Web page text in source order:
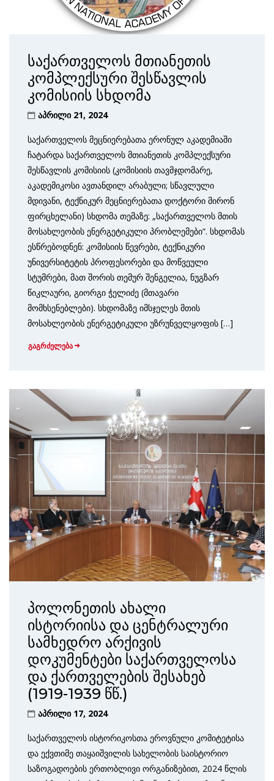
საქართველოს მთიანეთის
კომპლექსური შესწავლის
კომისიის სხდომა
აპრილი 21, 2024
საქართველოს მეცნიერებათა ერონულ აკადემიაში
ჩატარდა საქართველოს მთიანეთის კომპლექსური
შესწავლის კომისიის (კომისიის თავმჯდომარე,
აკადემიკოსი ავთანდილ არაბული; სწავლული
მდივანი, ტექნიკურ მეცნიერებათა დოქტორი მირონ
ფირცხელანი) სხდომა თემაზე: „საქართველოს მთის
მოსახლეობის ენერგეტიკული პრობლემები“. სხდომას
ესწრებოდნენ: კომისიის წევრები, ტექნიკური
უნივერსიტეტის პროფესორები და მოწვეული
სტუმრები, მათ შორის თემურ შენგელია, ნუგზარ
წიკლაური, გიორგი ჭელიძე (მთავარი
მომხსენებლები). სხდომაზე იმსჯელეს მთის
მოსახლეობის ენერგეტიკული უზრუნველყოფის […]
გაგრძელება
პოლონეთის ახალი
ისტორიისა და ცენტრალური
სამხედრო არქივის
დოკუმენტები საქართველოსა
და ქართველების შესახებ
(1919-1939 წწ.)
აპრილი 17, 2024
საქართველოს ისტორიკოსთა ეროვნული კომიტეტისა
და ექვთიმე თაყაიშვილის სახელობის საისტორიო
საზოგადოების ერთობლივი ორგანიზებით, 2024 წლის